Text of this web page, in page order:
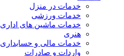
خدمات در منزل
خدمات ورزشی
خدمات ماشین های اداری
هنری
خدمات مالی و حسابداری
واردات و صادرات